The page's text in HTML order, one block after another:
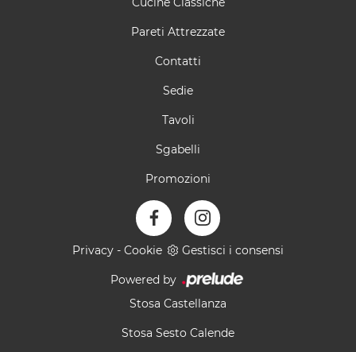
Pareti Attrezzate
Contatti
Sedie
Tavoli
Sgabelli
Promozioni
Privacy - Cookie Gestisci i consensi
Powered by
Stosa Castellanza
Stosa Sesto Calende